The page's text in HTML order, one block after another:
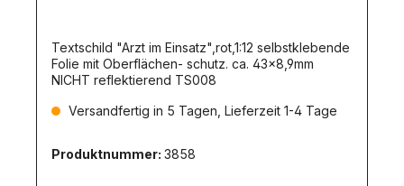
Textschild "Arzt im Einsatz",rot,1:12 selbstklebende
Folie mit Oberflächen- schutz. ca. 43x8,9mm
NICHT reflektierend TS008
Versandfertig in 5 Tagen, Lieferzeit 1-4 Tage
Produktnummer: 3858